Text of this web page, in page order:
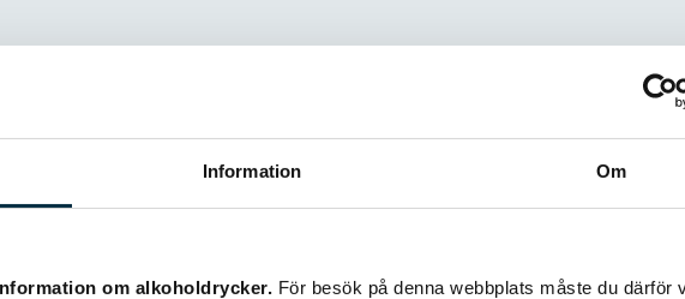
Information Om
om alkoholdrycker. För besök på denna webbplats måste du därför